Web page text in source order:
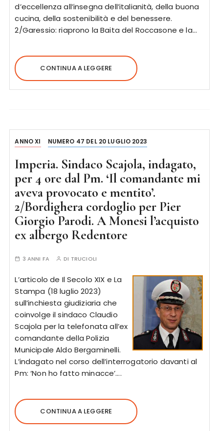
d’eccellenza all’insegna dell’italianità, della buona
cucina, della sostenibilità e del benessere.
2/Garessio: riaprono la Baita del Roccasone e la…
CONTINUA A LEGGERE
ANNO XI NUMERO 47 DEL 20 LUGLIO 2023
Imperia. Sindaco Scajola, indagato,
per 4 ore dal Pm. ‘Il comandante mi
aveva provocato e mentito’.
2/Bordighera cordoglio per Pier
Giorgio Parodi. A Monesi l’acquisto
ex albergo Redentore
3 ANNI FA DI TRUCIOLI
L’articolo de Il Secolo XIX e La
Stampa (18 luglio 2023)
sull’inchiesta giudiziaria che
coinvolge il sindaco Claudio
Scajola per la telefonata all’ex
comandante della Polizia
Municipale Aldo Bergaminelli.
L’indagato nel corso dell’interrogatorio davanti al
Pm: ‘Non ho fatto minacce’….
CONTINUA A LEGGERE